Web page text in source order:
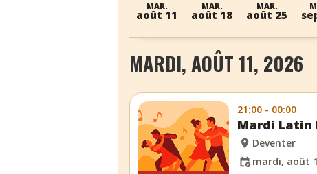
MAR.
août 11
MAR.
août 18
MAR.
août 25
MARDI, AOÛT 11, 2026
21:00 - 00:00
Mardi Latin
Deventer
mardi, août